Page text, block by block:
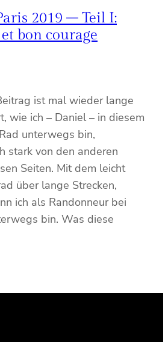
2019 – Teil I:
bon courage
ist mal wieder lange
wie ich – Daniel – in diesem
unterwegs bin,
stark von den anderen
Seiten. Mit dem leicht
über lange Strecken,
ich als Randonneur bei
bin. Was diese